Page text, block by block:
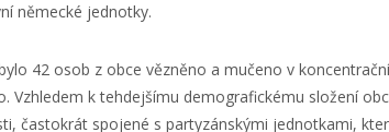
německé jednotky.
42 osob z obce vězněno a mučeno v
Vzhledem k tehdejšímu demografickému složení
častokrát spojené s partyzánskými jednotkami,